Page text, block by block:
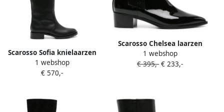
Scarosso Sofia knielaarzen
Zwart
1 webshop
€ 570,-
Scarosso Chelsea laarzen
van lakleer Zwart
1 webshop
€ 395,- € 233,-